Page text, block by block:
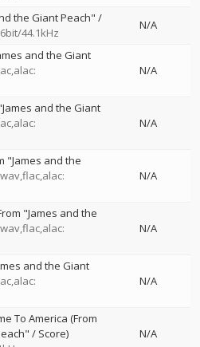
the Giant Peach" /
44.1kHz
N/A
and the Giant
N/A
and the Giant
N/A
"James and the
wav,flac,alac:
N/A
"James and the
wav,flac,alac:
N/A
and the Giant
N/A
To America (From
/ Score)
N/A